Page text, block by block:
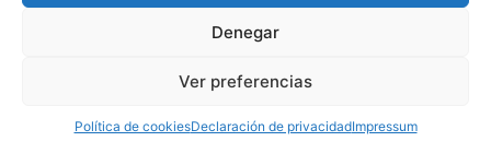
Denegar
Ver preferencias
Política de cookiesDeclaración de privacidadImpressum
derechos reservados